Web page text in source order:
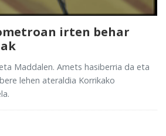
irten behar
Maddalen. Amets hasiberria da eta
lehen ateraldia Korrikako